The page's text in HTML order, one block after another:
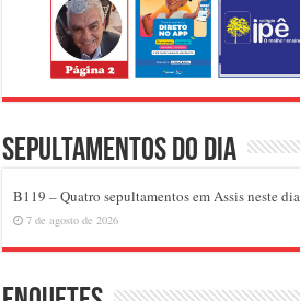
Sepultamentos do dia
B119 – Quatro sepultamentos em Assis neste
7 de agosto de 2026